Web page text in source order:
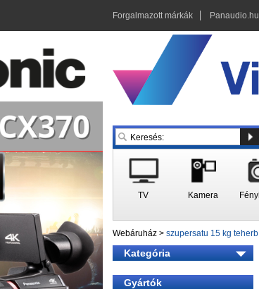
Forgalmazott márkák Panaudio.hu
TV Kamera
Webáruház > szupersatu 15 kg
Kategória
Gyártók